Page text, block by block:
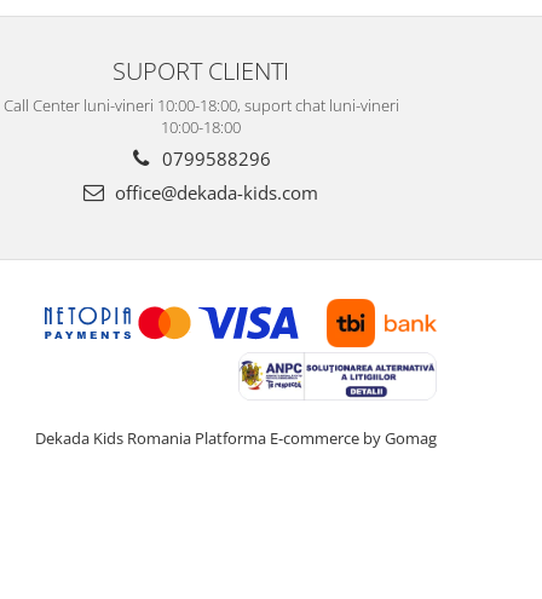
SUPORT CLIENTI
Call Center luni-vineri 10:00-18:00, suport chat luni-vineri
10:00-18:00
0799588296
office@dekada-kids.com
Dekada Kids Romania Platforma E-commerce by Gomag